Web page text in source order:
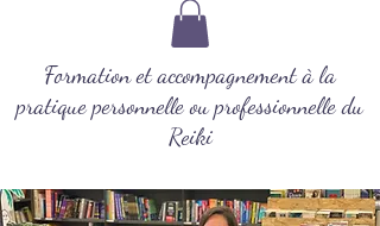
Formation et accompagnement à la
pratique personnelle ou professionnelle du
Reiki